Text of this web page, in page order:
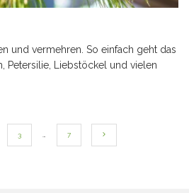
und vermehren. So einfach geht das
Petersilie, Liebstöckel und vielen
3 … 7